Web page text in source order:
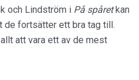
och Lindström i På spåret kan
de fortsätter ett bra tag till.
att vara ett av de mest